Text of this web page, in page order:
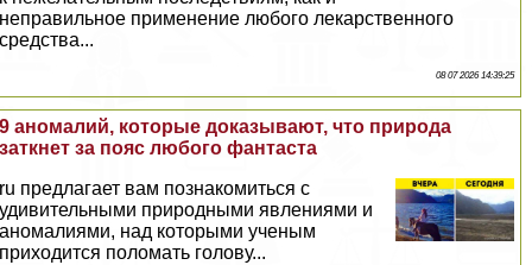
неправильное применение любого лекарственного
средства...
08 07 2026 14:39:25
9 аномалий, которые доказывают, что природа
заткнет за пояс любого фантаста
ru предлагает вам познакомиться с
удивительными природными явлениями и
аномалиями, над которыми ученым
приходится поломать голову...